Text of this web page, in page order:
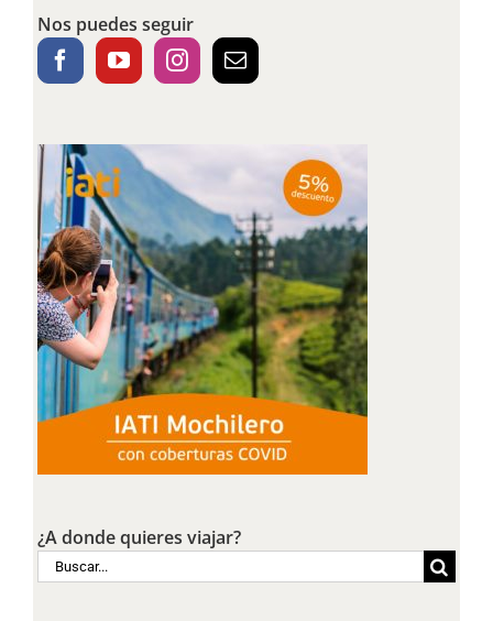
Nos puedes seguir
¿A donde quieres viajar?
Buscar: